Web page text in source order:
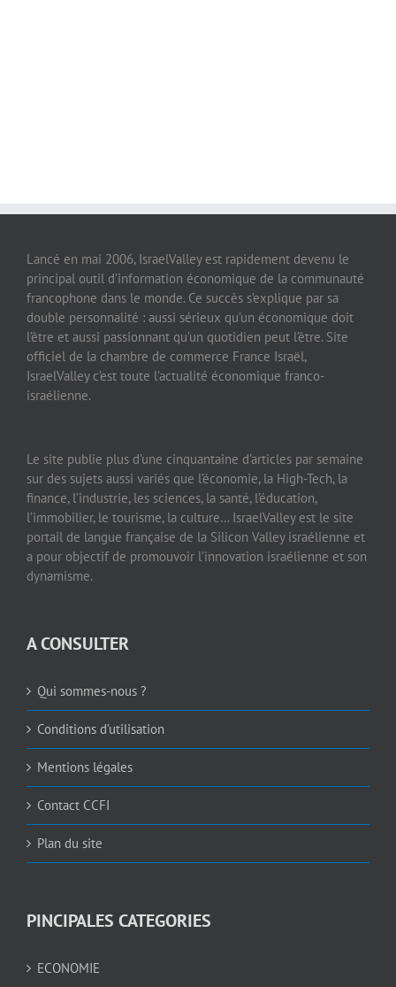
Lancé en mai 2006, IsraelValley est rapidement devenu le
principal outil d’information économique de la communauté
francophone dans le monde. Ce succès s’explique par sa
double personnalité : aussi sérieux qu’un économique doit
l’être et aussi passionnant qu’un quotidien peut l’être. Site
officiel de la chambre de commerce France Israël,
IsraelValley c’est toute l’actualité économique franco-
israélienne.
Le site publie plus d’une cinquantaine d’articles par semaine
sur des sujets aussi variés que l’économie, la High-Tech, la
finance, l’industrie, les sciences, la santé, l’éducation,
l’immobilier, le tourisme, la culture… IsraelValley est le site
portail de langue française de la Silicon Valley israélienne et
a pour objectif de promouvoir l’innovation israélienne et son
dynamisme.
A CONSULTER
Qui sommes-nous ?
Conditions d’utilisation
Mentions légales
Contact CCFI
Plan du site
PINCIPALES CATEGORIES
ECONOMIE